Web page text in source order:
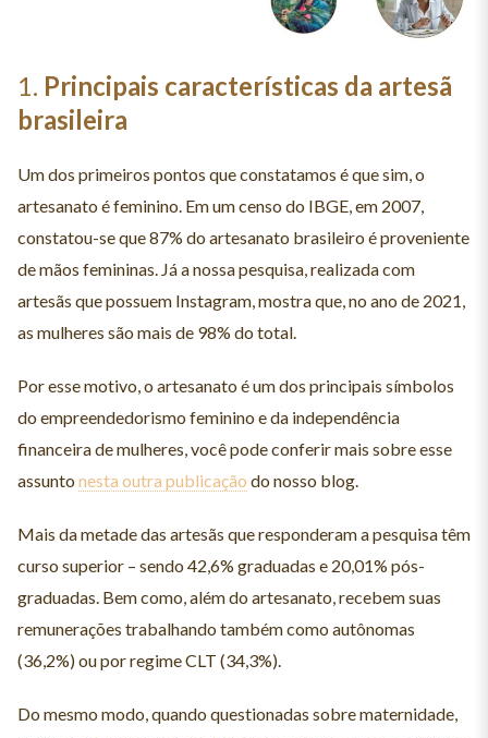
1. Principais características da artesã
brasileira
Um dos primeiros pontos que constatamos é que sim, o
artesanato é feminino. Em um censo do IBGE, em 2007,
constatou-se que 87% do artesanato brasileiro é proveniente
de mãos femininas. Já a nossa pesquisa, realizada com
artesãs que possuem Instagram, mostra que, no ano de 2021,
as mulheres são mais de 98% do total.
Por esse motivo, o artesanato é um dos principais símbolos
do empreendedorismo feminino e da independência
financeira de mulheres, você pode conferir mais sobre esse
assunto nesta outra publicação do nosso blog.
Mais da metade das artesãs que responderam a pesquisa têm
curso superior – sendo 42,6% graduadas e 20,01% pós-
graduadas. Bem como, além do artesanato, recebem suas
remunerações trabalhando também como autônomas
(36,2%) ou por regime CLT (34,3%).
Do mesmo modo, quando questionadas sobre maternidade,